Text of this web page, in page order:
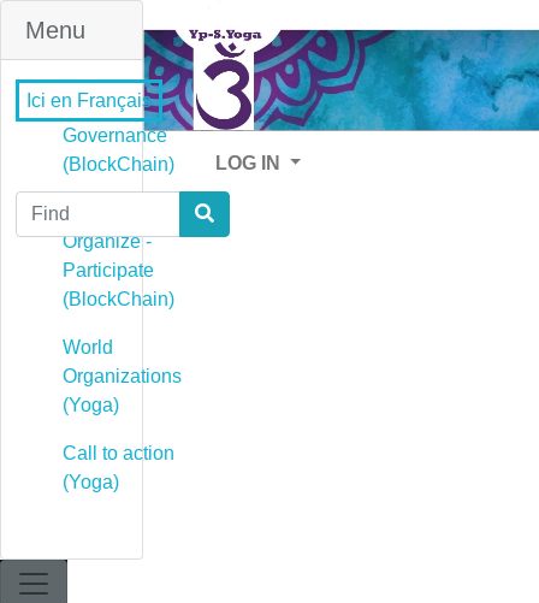
Menu
Governance
(BlockChain)
Governance -
Organize -
Participate
(BlockChain)
World
Organizations
(Yoga)
Call to action
(Yoga)
Ici en Français
LOG IN
Find